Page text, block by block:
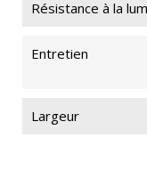
Résistance à la
Entretien
Largeur